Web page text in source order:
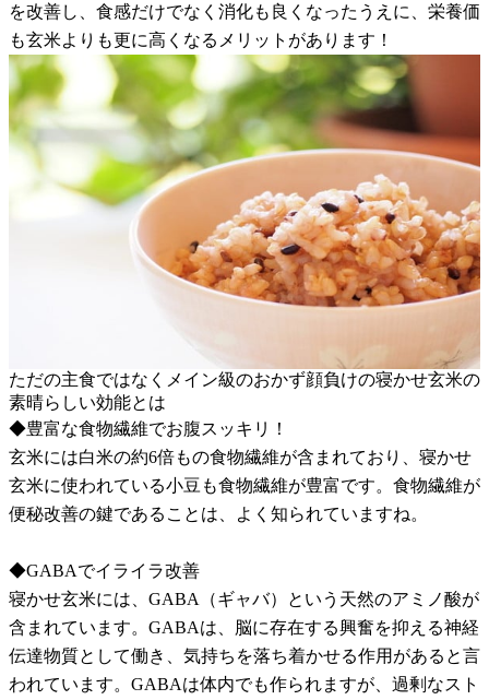
を改善し、食感だけでなく消化も良くなったうえに、栄養価
も玄米よりも更に高くなるメリットがあります！
ただの主食ではなくメイン級のおかず顔負けの寝かせ玄米の
素晴らしい効能とは
◆豊富な食物繊維でお腹スッキリ！
玄米には白米の約6倍もの食物繊維が含まれており、寝かせ
玄米に使われている小豆も食物繊維が豊富です。食物繊維が
便秘改善の鍵であることは、よく知られていますね。
◆GABAでイライラ改善
寝かせ玄米には、GABA（ギャバ）という天然のアミノ酸が
含まれています。GABAは、脳に存在する興奮を抑える神経
伝達物質として働き、気持ちを落ち着かせる作用があると言
われています。GABAは体内でも作られますが、過剰なスト